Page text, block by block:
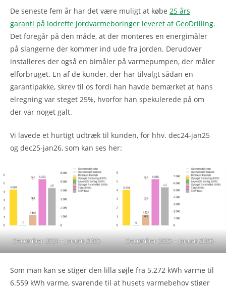
De seneste fem år har det være muligt at købe 25 års
garanti på lodrette jordvarmeboringer leveret af GeoDrilling.
Det foregår på den måde, at der monteres en energimåler
på slangerne der kommer ind ude fra jorden. Derudover
installeres der også en bimåler på varmepumpen, der måler
elforbruget. En af de kunder, der har tilvalgt sådan en
garantipakke, skrev til os fordi han havde bemærket at hans
elregning var steget 25%, hvorfor han spekulerede på om
der var noget galt.
Vi lavede et hurtigt udtræk til kunden, for hhv. dec24-jan25
og dec25-jan26, som kan ses her:
December 2024 – Januar 2025 December 2025 – Januar 2026
Som man kan se stiger den lilla søjle fra 5.272 kWh varme til
6.559 kWh varme, svarende til at husets varmebehov stiger